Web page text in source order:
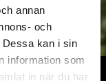
annan
och
kan i sin
information som
in när du har